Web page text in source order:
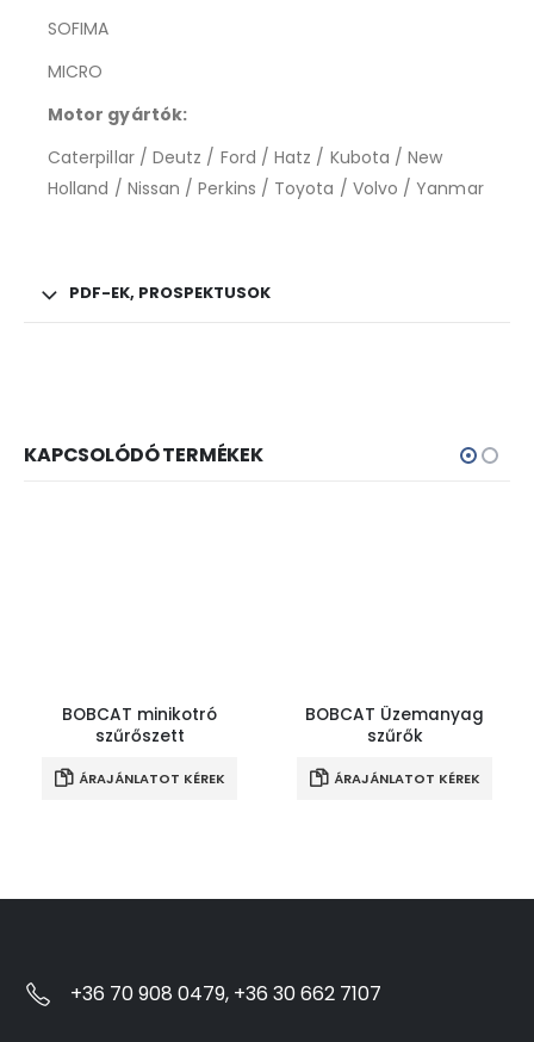
SOFIMA
MICRO
Motor gyártók:
Caterpillar / Deutz / Ford / Hatz / Kubota / New
Holland / Nissan / Perkins / Toyota / Volvo / Yanmar
PDF-EK, PROSPEKTUSOK
KAPCSOLÓDÓ TERMÉKEK
BOBCAT minikotró
szűrőszett
ÁRAJÁNLATOT KÉREK
BOBCAT Üzemanyag
szűrők
ÁRAJÁNLATOT KÉREK
+36 70 908 0479, +36 30 662 7107